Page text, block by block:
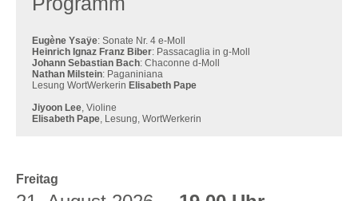
Eugène Ysaÿe: Sonate Nr. 4 e-Moll
Heinrich Ignaz Franz Biber: Passacaglia in g-Moll
Johann Sebastian Bach: Chaconne d-Moll
Nathan Milstein: Paganiniana
Lesung WortWerkerin Elisabeth Pape
Jiyoon Lee, Violine
Elisabeth Pape, Lesung, WortWerkerin
Freitag